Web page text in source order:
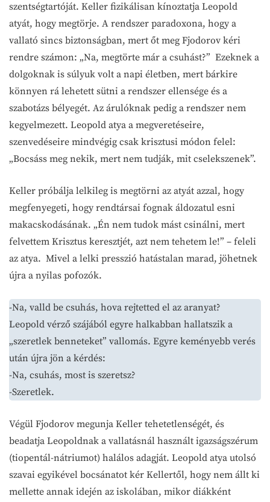
szentségtartóját. Keller fizikálisan kínoztatja Leopold
atyát, hogy megtörje. A rendszer paradoxona, hogy a
vallató sincs biztonságban, mert őt meg Fjodorov kéri
rendre számon: „Na, megtörte már a csuhást?” Ezeknek a
dolgoknak is súlyuk volt a napi életben, mert bárkire
könnyen rá lehetett sütni a rendszer ellensége és a
szabotázs bélyegét. Az árulóknak pedig a rendszer nem
kegyelmezett. Leopold atya a megveretéseire,
szenvedéseire mindvégig csak krisztusi módon felel:
„Bocsáss meg nekik, mert nem tudják, mit cselekszenek”.
Keller próbálja lelkileg is megtörni az atyát azzal, hogy
megfenyegeti, hogy rendtársai fognak áldozatul esni
makacskodásának. „Én nem tudok mást csinálni, mert
felvettem Krisztus keresztjét, azt nem tehetem le!” – feleli
az atya. Mivel a lelki presszió hatástalan marad, jöhetnek
újra a nyilas pofozók.
-Na, valld be csuhás, hova rejtetted el az aranyat?
Leopold vérző szájából egyre halkabban hallatszik a
„szeretlek benneteket” vallomás. Egyre keményebb verés
után újra jön a kérdés:
-Na, csuhás, most is szeretsz?
-Szeretlek.
Végül Fjodorov megunja Keller tehetetlenségét, és
beadatja Leopoldnak a vallatásnál használt igazságszérum
(tiopentál-nátriumot) halálos adagját. Leopold atya utolsó
szavai egyikével bocsánatot kér Kellertől, hogy nem állt ki
mellette annak idején az iskolában, mikor diákként